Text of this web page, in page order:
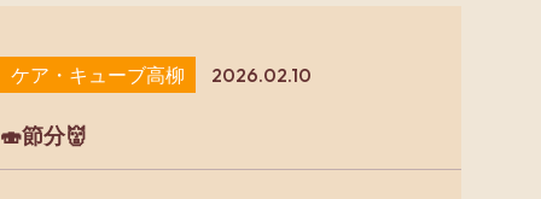
ケア・キューブ高柳 2026.02.10
🍣節分👹